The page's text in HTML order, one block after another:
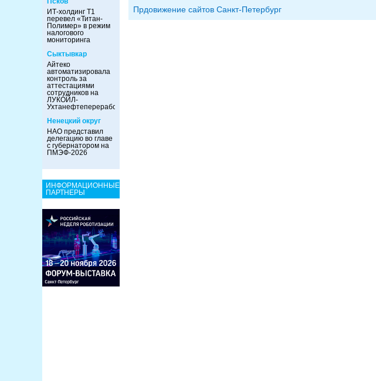
ИТ-холдинг Т1
перевел «Титан-
Полимер» в режим
налогового
мониторинга
Сыктывкар
Айтеко
автоматизировала
контроль за
аттестациями
сотрудников на
ЛУКОЙЛ-
Ухтанефтепереработка
Ненецкий округ
НАО представил
делегацию во главе
с губернатором на
ПМЭФ-2026
ИНФОРМАЦИОННЫЕ
ПАРТНЕРЫ
Прдовижение сайтов Санкт-Петербург